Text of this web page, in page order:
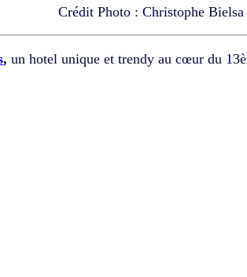
Crédit Photo : Christophe Bielsa
, un hotel unique et trendy au cœur du